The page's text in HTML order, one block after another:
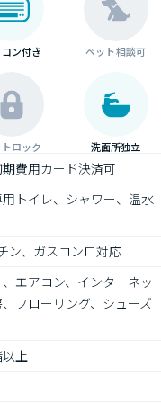
ン付き ペット相談可
ロック 洗面所独立
費用カード決済可
トイレ、シャワー、温水
ン、ガスコンロ対応
エアコン、インターネッ
フローリング、シューズ
上